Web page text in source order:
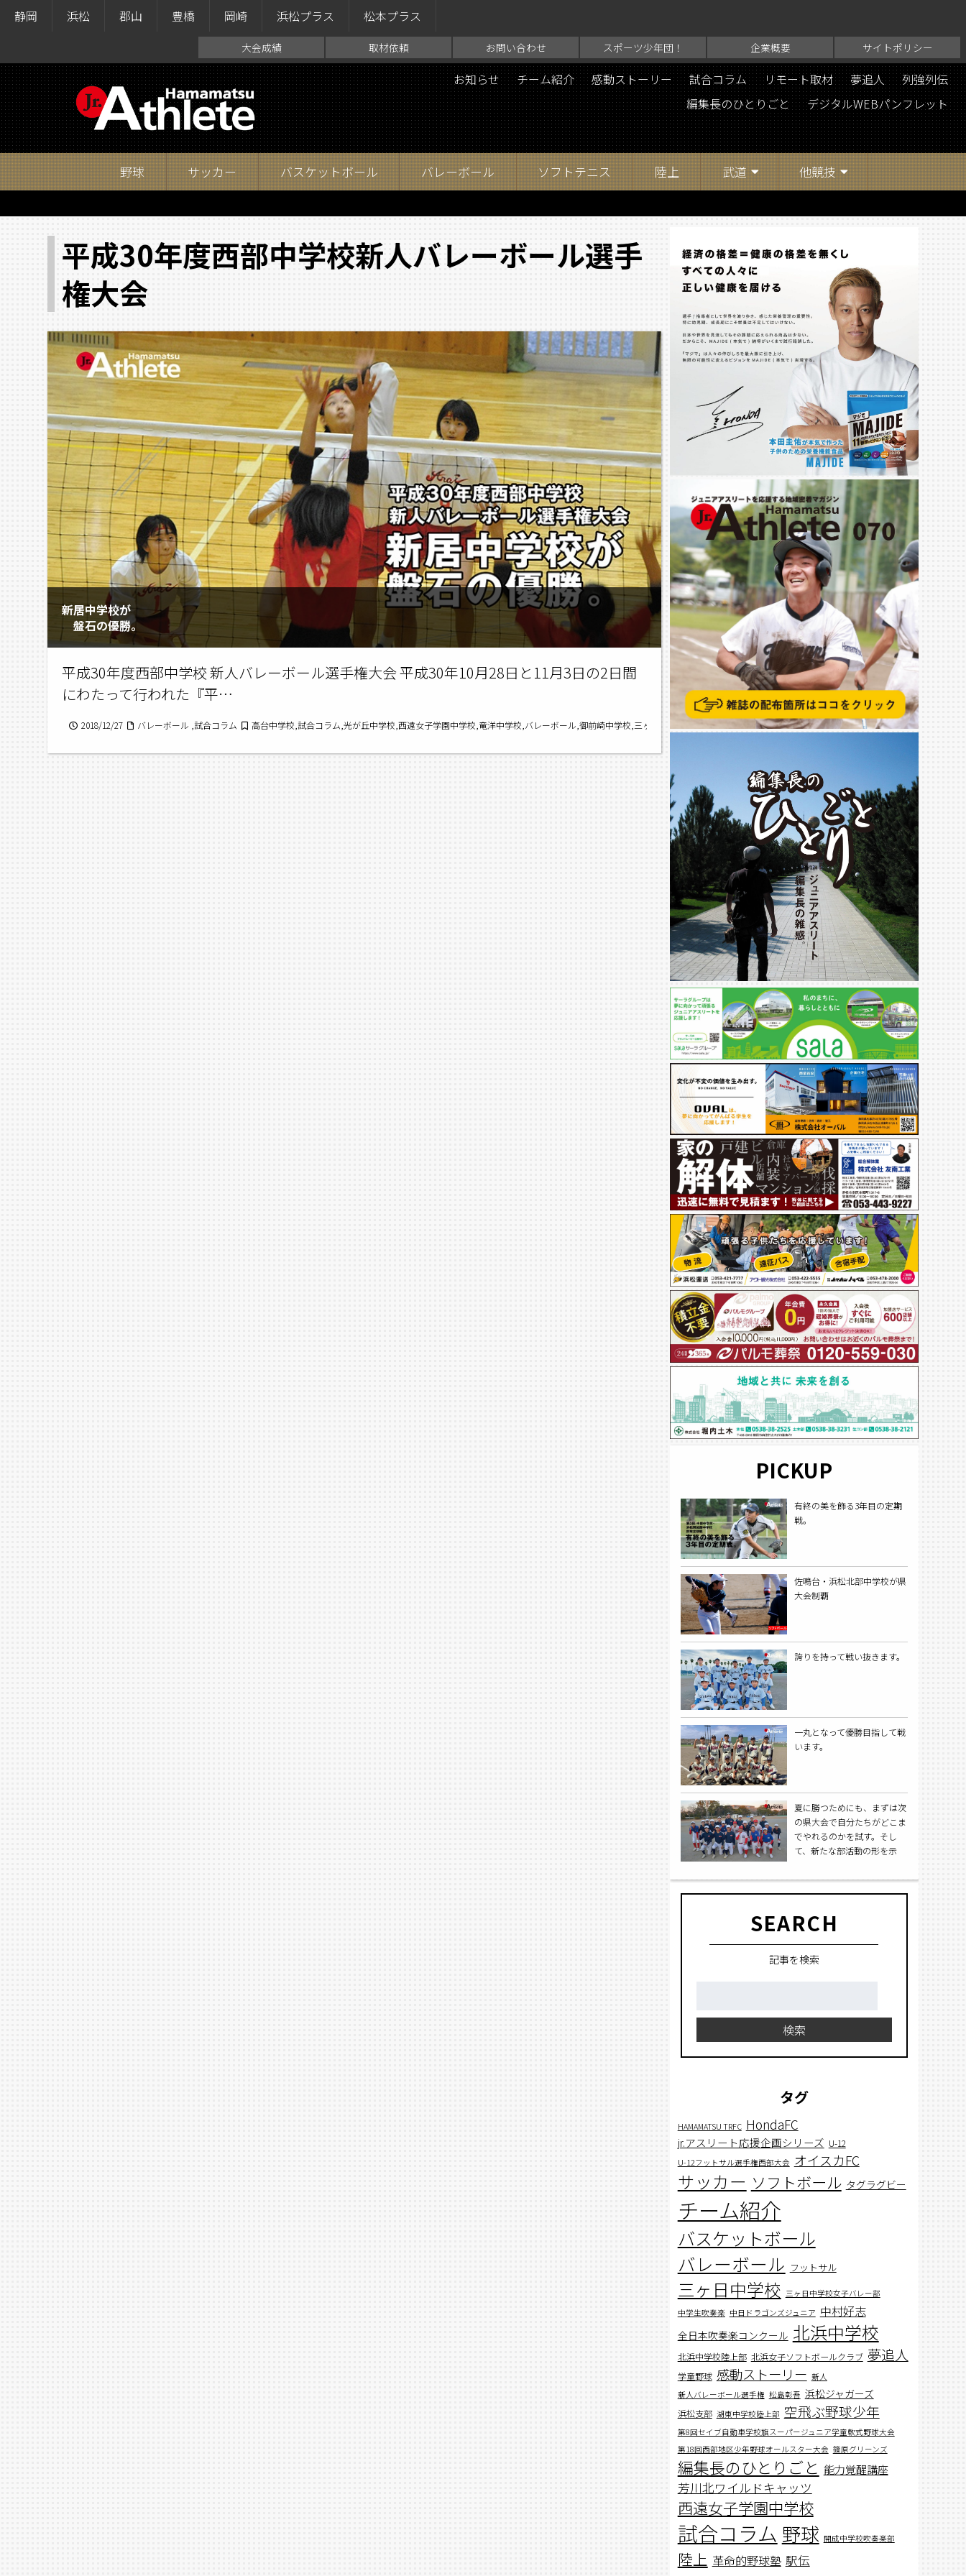
静岡 浜松 郡山 豊橋 岡崎 浜松プラス 松本プラス
大会成績 取材依頼 お問い合わせ スポーツ少年団！ 企業概要 サイトポリシー
お知らせ チーム紹介 感動ストーリー 試合コラム リモート取材 夢追人
列強列伝
編集長のひとりごと
デジタルWEBパンフレット
野球 サッカー バスケットボール バレーボール ソフトテニス 陸上 武道 他競技
平成30年度西部中学校新人バレーボール選手
権大会
新居中学校が
盤石の優勝。
平成30年度西部中学校 新人バレーボール選手権大会 平成30年10月28日と11月3日の2日間
にわたって行われた『平…
2018/12/27 バレーボール ,試合コラム 高台中学校,試合コラム,光が丘中学校,西遠女子学園中学校,竜洋中学校,バレーボール,御前崎中学校,三ヶ日中学校,平成30年度西部中学校新人バレーボール選手権大会,女子の部,天竜
PICKUP
有終の美を飾る3年目の定期
戦。
佐鳴台・浜松北部中学校が県
大会制覇
誇りを持って戦い抜きます。
一丸となって優勝目指して戦
います。
夏に勝つためにも、まずは次
の県大会で自分たちがどこま
でやれるのかを試す。そし
て、新たな部活動の形を示
作る。
SEARCH
記事を検索
検索
タグ
HAMAMATSU TRFC HondaFC
jr.アスリート応援企画シリーズ U-12
U-12フットサル選手権西部大会 オイスカFC
サッカー ソフトボール タグラグビー
チーム紹介
バスケットボール
バレーボール フットサル
三ヶ日中学校 三ヶ日中学校女子バレー部
中学生吹奏楽 中日ドラゴンズジュニア 中村好志
全日本吹奏楽コンクール 北浜中学校
北浜中学校陸上部 北浜女子ソフトボールクラブ 夢追人
学童野球 感動ストーリー 新人
新人バレーボール選手権 松島彰吾 浜松ジャガーズ
浜松支部 湖東中学校陸上部 空飛ぶ野球少年
第8回セイブ自動車学校旗スーパージュニア学童軟式野球大会
第18回西部地区少年野球オールスター大会 篠原グリーンズ
編集長のひとりごと 能力覚醒講座
芳川北ワイルドキャッツ
西遠女子学園中学校
試合コラム 野球 開成中学校吹奏楽部
陸上 革命的野球塾 駅伝